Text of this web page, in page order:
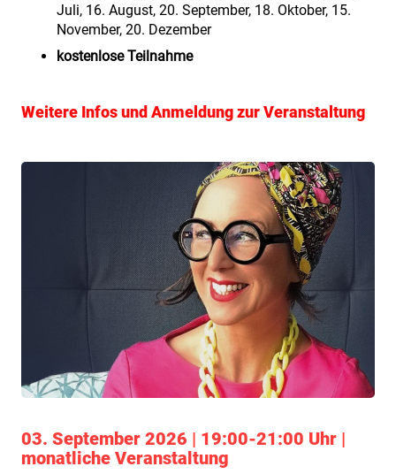
Juli, 16. August, 20. September, 18. Oktober, 15.
November, 20. Dezember
kostenlose Teilnahme
Weitere Infos und Anmeldung zur Veranstaltung
03. September 2026 | 19:00-21:00 Uhr |
monatliche Veranstaltung